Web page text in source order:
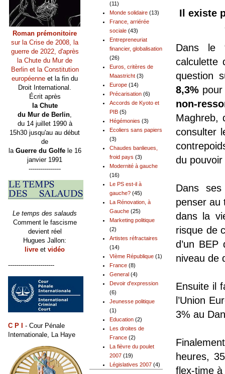
Il existe
Dans le
calculette
question
8,3%
non-
Maghreb,
consulter
du
Dans
penser au
dans la
risque de
d’un
niveau de
Ensuite il
l’Union
3% au
heures,
flex-time à
(11)
Monde solidaire (13)
France, arriérée
sociale (43)
Entrepreneuriat
financier, globalisation
(26)
Euros, critères de
Maastricht (3)
Europe (14)
Précarisation (6)
Accords de Kyoto et
PIB (5)
Hégémonies (3)
Ecoliers sans papiers
(3)
Chaudes banlieues,
froid pays (3)
Modernité à gauche
(16)
Le PS est-il à
gauche? (45)
La Rénovation, à
Gauche (25)
Marketing politique
(2)
Artistes réfractaires
(14)
VIème République (1)
France (8)
General (4)
Devoir d'expression
(6)
Jeunesse politique
(1)
Education (2)
Les droites de
France (2)
La fièvre du poulet
2007 (19)
Législatives 2007 (4)
Roman prémonitoire
sur la Crise de 2008, la
guerre de 2022, d'après
la Chute du Mur de
Berlin et la Constitution
européenne et la fin du
Droit International.
Écrit après
la Chute
du Mur de Berlin,
du 14 juillet 1990 à
15h30 jusqu'au au début
de
la Guerre du Golfele 16
janvier 1991
----------------
Le temps des salauds
Comment le fascisme
devient réel
Hugues Jallon:
livre et vidéo
-----------------------
C P I
- Cour Pénale
Internationale, La Haye